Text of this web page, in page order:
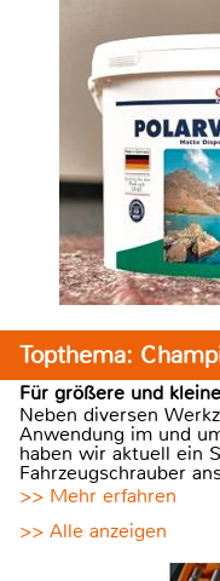
Topthema:
Für größere und
Neben diversen
Anwendung im und
haben wir aktuell ein
Fahrzeugschrauber
>> Mehr erfahren
>> Alle anzeigen